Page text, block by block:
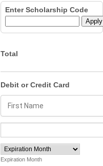
Enter Scholarship Code
Apply
Total
Debit or Credit Card
Expiration Month